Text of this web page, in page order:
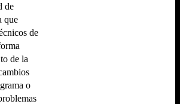
de
que
de
de la
o